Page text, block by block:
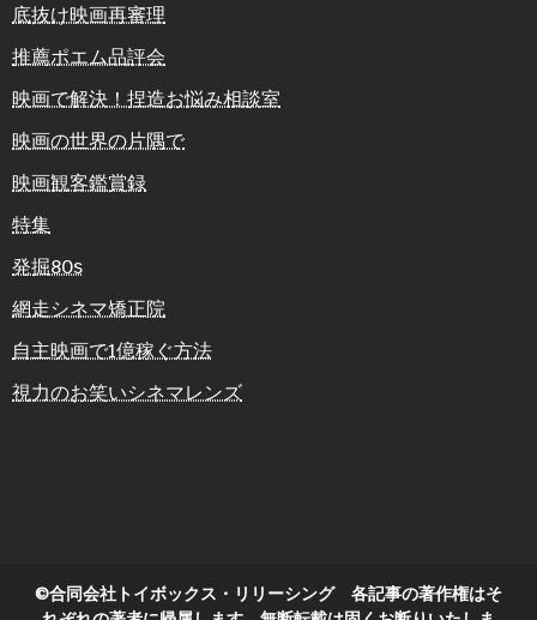
底抜け映画再審理
推薦ポエム品評会
映画で解決！捏造お悩み相談室
映画の世界の片隅で
映画観客鑑賞録
特集
発掘80s
網走シネマ矯正院
自主映画で1億稼ぐ方法
視力のお笑いシネマレンズ
©合同会社トイボックス・リリーシング 各記事の著作権はそ